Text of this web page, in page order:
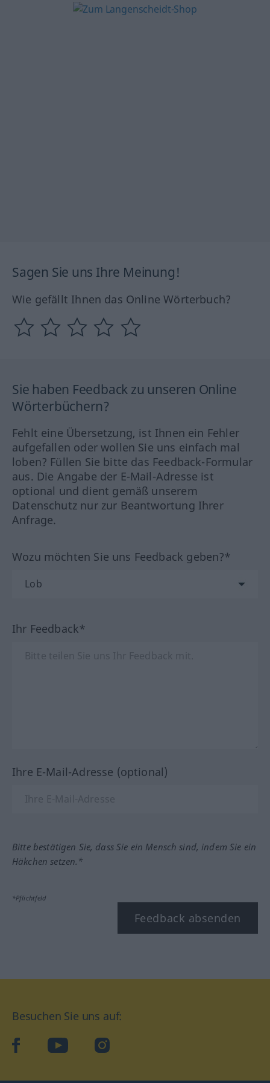
Sagen Sie uns Ihre Meinung!
Wie gefällt Ihnen das Online Wörterbuch?
Sie haben Feedback zu unseren Online
Wörterbüchern?
Fehlt eine Übersetzung, ist Ihnen ein Fehler
aufgefallen oder wollen Sie uns einfach mal
loben? Füllen Sie bitte das Feedback-Formular
aus. Die Angabe der E-Mail-Adresse ist
optional und dient gemäß unserem
Datenschutz nur zur Beantwortung Ihrer
Anfrage.
Wozu möchten Sie uns Feedback geben?*
Ihr Feedback*
Ihre E-Mail-Adresse (optional)
Bitte bestätigen Sie, dass Sie ein Mensch sind, indem Sie ein
Häkchen setzen.*
*Pflichtfeld
Feedback absenden
Besuchen Sie uns auf:
facebookYouTube Instagram